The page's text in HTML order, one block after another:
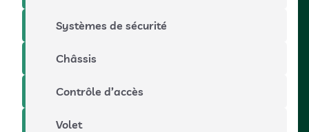
Systèmes de sécurité
Châssis
Contrôle d’accès
Volet